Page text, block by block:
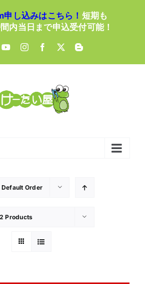
し込みはこちら！ 短期も
内当日まで申込受付可能！
YouTubeInstagramFacebook
X Blogger
Default Order
Products